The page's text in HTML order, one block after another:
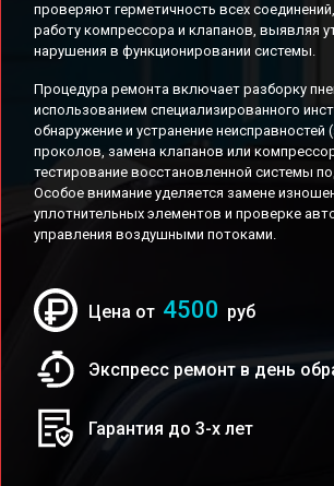
проверяют герметичность всех
работу компрессора и клапанов, выявляя
нарушения в функционировании системы.
Процедура ремонта включает разборку
использованием специализированного
обнаружение и устранение неисправностей
проколов, замена клапанов или
тестирование восстановленной системы
Особое внимание уделяется замене
уплотнительных элементов и проверке
управления воздушными потоками.
Цена от 4500 руб
Экспресс ремонт в день
Гарантия до 3-х лет